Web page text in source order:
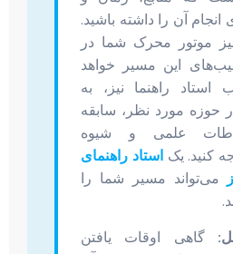
آن را داشته باشید.
موتور محرک شما در
این مسیر خواهد
استاد راهنما نیز، به
مورد نظر، سابقه
علمی و شیوه
کنید. یکاستاد راهنمای
می‌تواند مسیر شما را
گاهی اوقات یافتن